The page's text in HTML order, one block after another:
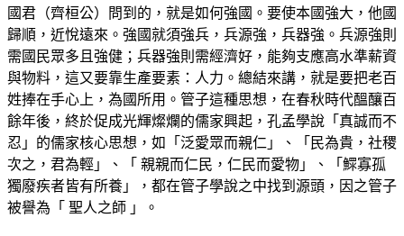
國君（齊桓公）問到的，就是如何強國。要使本國強大，他國
歸順，近悅遠來。強國就須強兵，兵源強，兵器強。兵源強則
需國民眾多且強健；兵器強則需經濟好，能夠支應高水準薪資
與物料，這又要靠生產要素：人力。總結來講，就是要把老百
姓捧在手心上，為國所用。管子這種思想，在春秋時代醞釀百
餘年後，終於促成光輝燦爛的儒家興起，孔孟學說「真誠而不
忍」的儒家核心思想，如「泛愛眾而親仁」、「民為貴，社稷
次之，君為輕」、「 親親而仁民，仁民而愛物」、「鰥寡孤
獨廢疾者皆有所養」，都在管子學說之中找到源頭，因之管子
被譽為「 聖人之師 」。